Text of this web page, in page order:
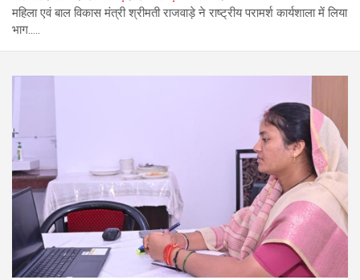
महिला एवं बाल विकास मंत्री श्रीमती राजवाड़े ने राष्ट्रीय परामर्श कार्यशाला में लिया
भाग…..